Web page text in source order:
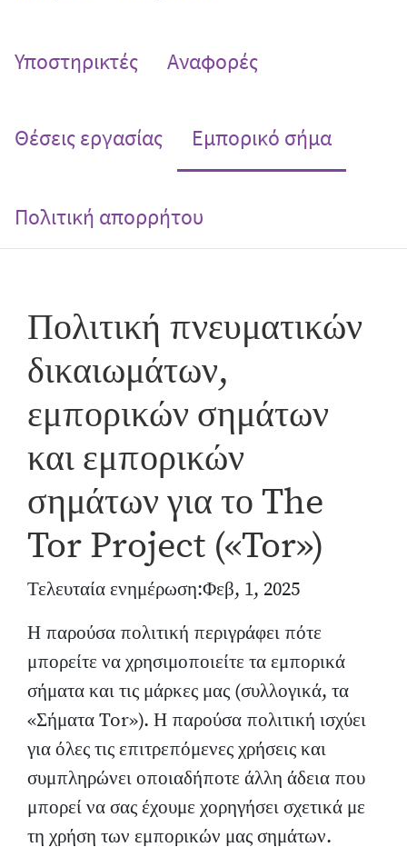
Υποστηρικτές Αναφορές
Θέσεις εργασίας Εμπορικό σήμα
Πολιτική απορρήτου
Πολιτική πνευματικών
δικαιωμάτων,
εμπορικών σημάτων
και εμπορικών
σημάτων για το The
Tor Project («Tor»)
Τελευταία ενημέρωση:Φεβ, 1, 2025
Η παρούσα πολιτική περιγράφει πότε
μπορείτε να χρησιμοποιείτε τα εμπορικά
σήματα και τις μάρκες μας (συλλογικά, τα
«Σήματα Tor»). Η παρούσα πολιτική ισχύει
για όλες τις επιτρεπόμενες χρήσεις και
συμπληρώνει οποιαδήποτε άλλη άδεια που
μπορεί να σας έχουμε χορηγήσει σχετικά με
τη χρήση των εμπορικών μας σημάτων.